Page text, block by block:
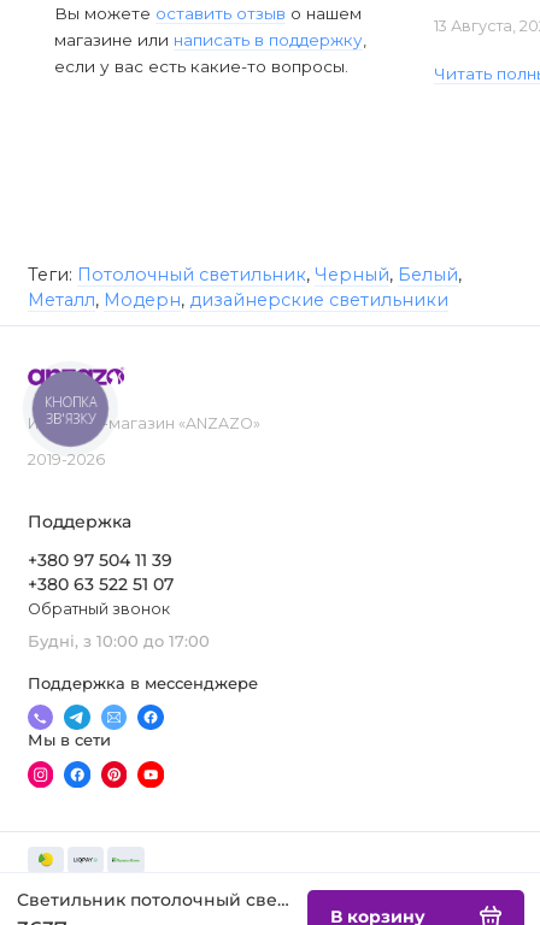
Светильник потолочный светодиодный LED TINY B
В корзину
Вы можете оставить отзыв о нашем
магазине или написать в поддержку
если у вас есть какие-то вопросы.
13 Августа,
Читать
Теги: Потолочный светильник, Черный, Белый,
Металл, Модерн, дизайнерские светильники
Интернет-магазин «ANZAZO»
2019-2026
Поддержка
+380 97 504 11 39
+380 63 522 51 07
Обратный звонок
Будні, з 10:00 до 17:00
Поддержка в мессенджере
Мы в сети
КНОПКА
ЗВ'ЯЗКУ